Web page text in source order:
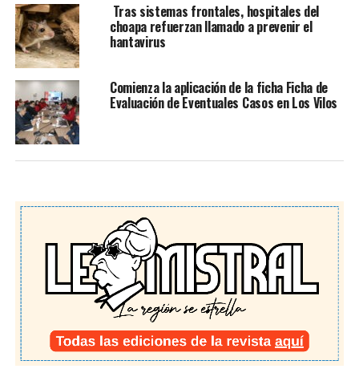
Tras sistemas frontales, hospitales del
choapa refuerzan llamado a prevenir el
hantavirus
Comienza la aplicación de la ficha Ficha de
Evaluación de Eventuales Casos en Los Vilos